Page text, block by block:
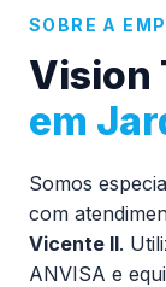
SOBRE A
Vision
em
Somos
com
Vicente II.
ANVISA e